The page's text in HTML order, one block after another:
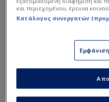
(Vid)
ΠΑΟ και
και περιεχομένου, έρευνα
Κατάλογος συνεργατών